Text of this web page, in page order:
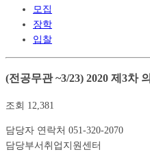
모집
장학
입찰
(전공무관 ~3/23) 2020 제3차
조회 12,381
담당자 연락처 051-320-2070
담당부서 취업지원센터